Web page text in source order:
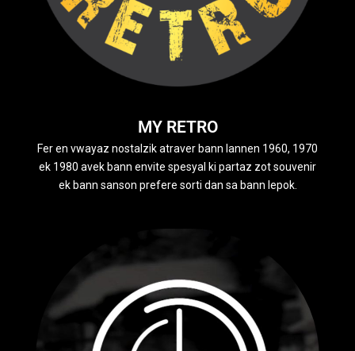
MY RETRO
Fer en vwayaz nostalzik atraver bann lannen 1960, 1970
ek 1980 avek bann envite spesyal ki partaz zot souvenir
ek bann sanson prefere sorti dan sa bann lepok.